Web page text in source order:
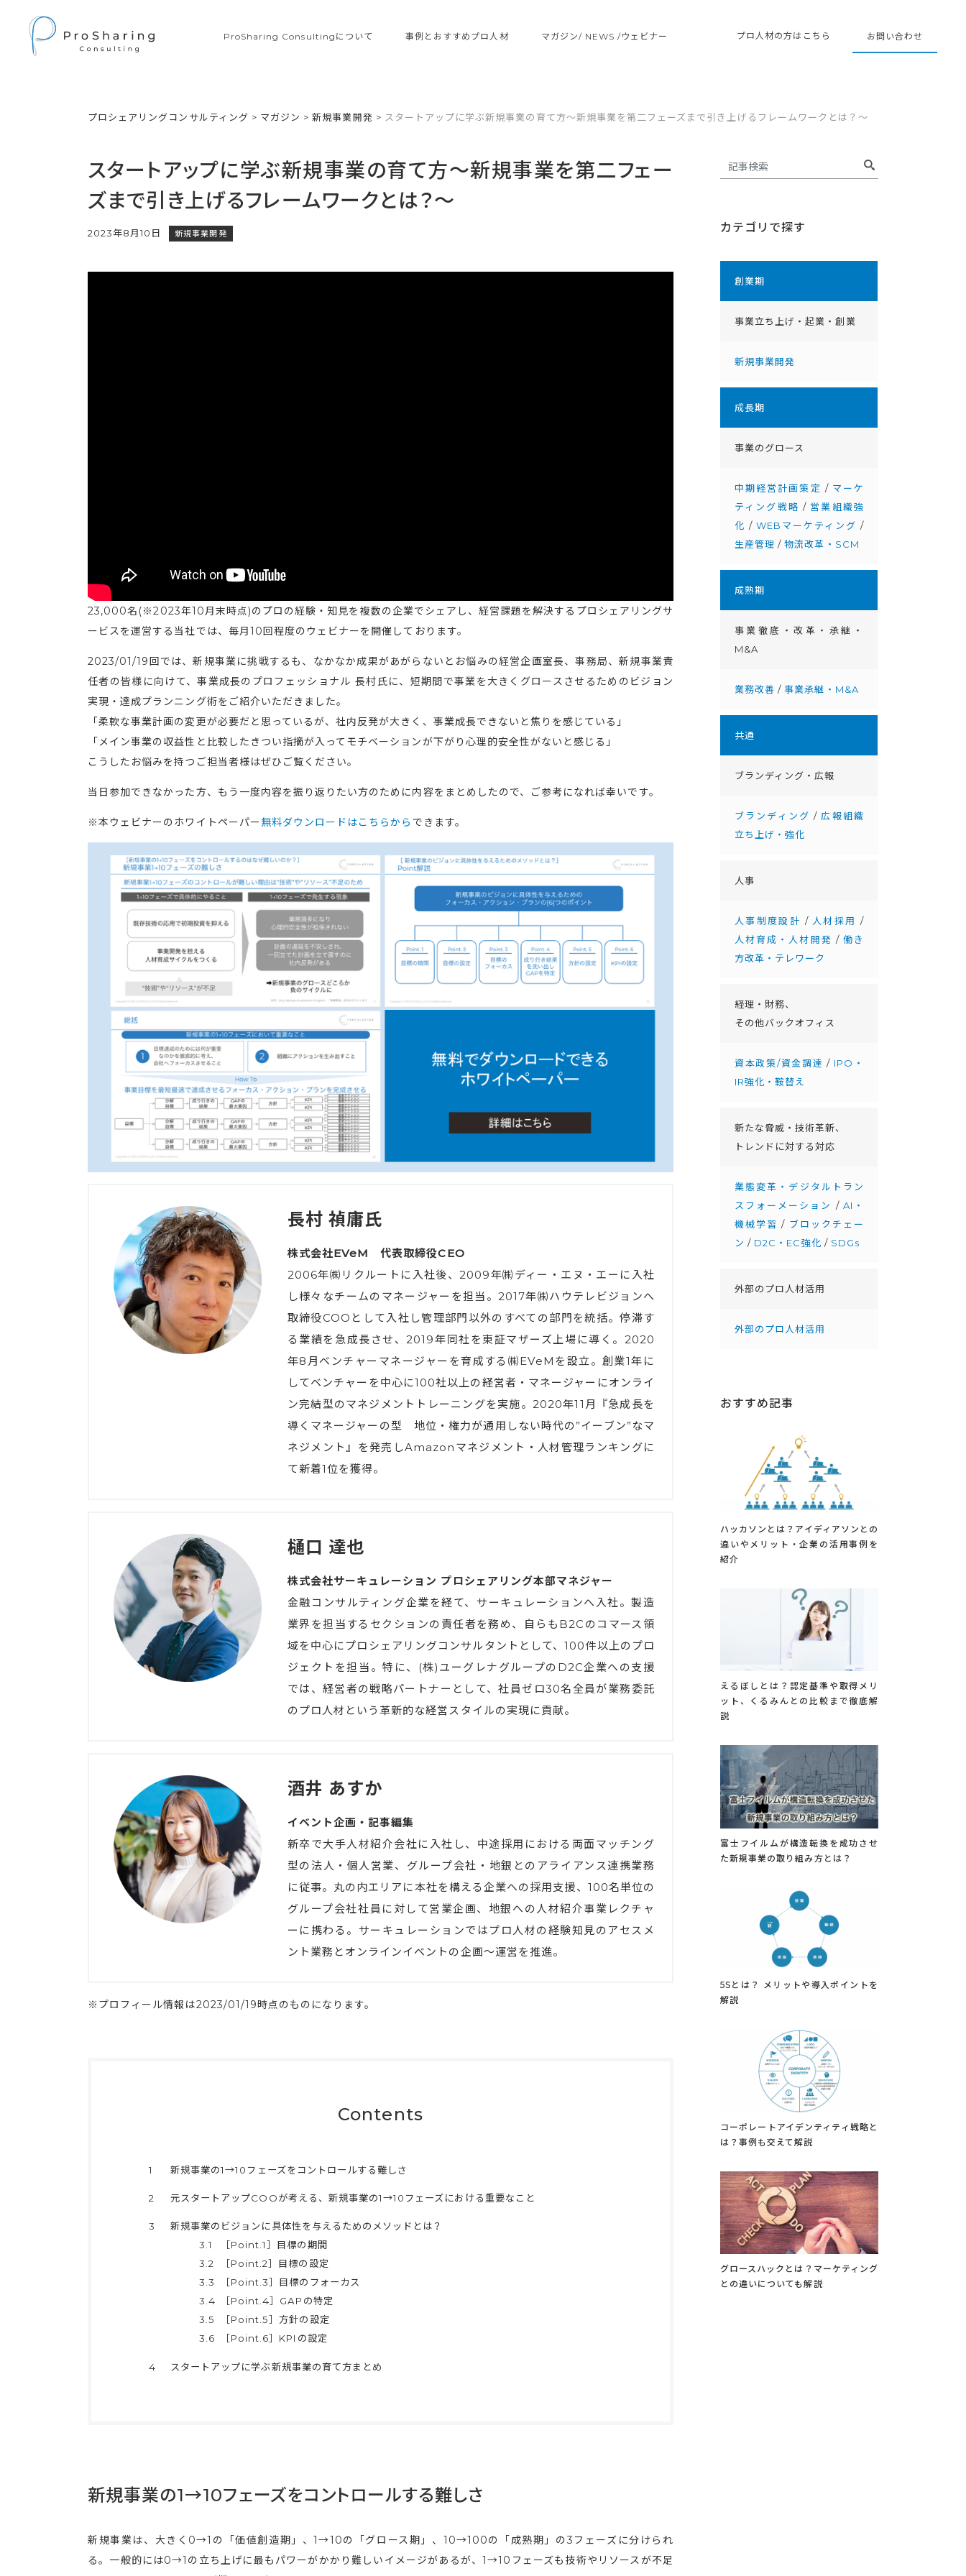
ProSharing Consultingについて 事例とおすすめプロ人材 マガジン/ NEWS /ウェビナー プロ人材の方はこちら お問い合わせ
プロシェアリングコンサルティング > マガジン >新規事業開発 > スタートアップに学ぶ新規事業の育て方〜新規事業を第二フェーズまで引き上げるフレームワークとは？〜
スタートアップに学ぶ新規事業の育て方〜新規事業を第二フェー
ズまで引き上げるフレームワークとは？〜
2023年8月10日 新規事業開発
23,000名(※2023年10月末時点)のプロの経験・知見を複数の企業でシェアし、経営課題を解決するプロシェアリングサ
ービスを運営する当社では、毎月10回程度のウェビナーを開催しております。
2023/01/19回では、新規事業に挑戦するも、なかなか成果があがらないとお悩みの経営企画室長、事務局、新規事業責
任者の皆様に向けて、事業成長のプロフェッショナル 長村氏に、短期間で事業を大きくグロースさせるためのビジョン
実現・達成プランニング術をご紹介いただきました。
「柔軟な事業計画の変更が必要だと思っているが、社内反発が大きく、事業成長できないと焦りを感じている」
「メイン事業の収益性と比較したきつい指摘が入ってモチベーションが下がり心理的安全性がないと感じる」
こうしたお悩みを持つご担当者様はぜひご覧ください。
当日参加できなかった方、もう一度内容を振り返りたい方のために内容をまとめしたので、ご参考になれば幸いです。
※本ウェビナーのホワイトペーパー無料ダウンロードはこちらから できます。
長村 禎庸氏
株式会社EVeM 代表取締役CEO
2006年㈱リクルートに入社後、2009年㈱ディー・エヌ・エーに入社
し様々なチームのマネージャーを担当。2017年㈱ハウテレビジョンへ
取締役COOとして入社し管理部門以外のすべての部門を統括。停滞す
る業績を急成長させ、2019年同社を東証マザーズ上場に導く。2020
年8月ベンチャーマネージャーを育成する㈱EVeMを設立。創業1年に
してベンチャーを中心に100社以上の経営者・マネージャーにオンライ
ン完結型のマネジメントトレーニングを実施。2020年11月『急成長を
導くマネージャーの型 地位・権力が通用しない時代の”イーブン”なマ
ネジメント』を発売しAmazonマネジメント・人材管理ランキングに
て新着1位を獲得。
樋口 達也
株式会社サーキュレーション プロシェアリング本部マネジャー
金融コンサルティング企業を経て、サーキュレーションへ入社。製造
業界を担当するセクションの責任者を務め、自らもB2Cのコマース領
域を中心にプロシェアリングコンサルタントとして、100件以上のプロ
ジェクトを担当。特に、(株)ユーグレナグループのD2C企業への支援
では、経営者の戦略パートナーとして、社員ゼロ30名全員が業務委託
のプロ人材という革新的な経営スタイルの実現に貢献。
酒井 あすか
イベント企画・記事編集
新卒で大手人材紹介会社に入社し、中途採用における両面マッチング
型の法人・個人営業、グループ会社・地銀とのアライアンス連携業務
に従事。丸の内エリアに本社を構える企業への採用支援、100名単位の
グループ会社社員に対して営業企画、地銀への人材紹介事業レクチャ
ーに携わる。サーキュレーションではプロ人材の経験知見のアセスメ
ント業務とオンラインイベントの企画〜運営を推進。
※プロフィール情報は2023/01/19時点のものになります。
Contents
1 新規事業の1→10フェーズをコントロールする難しさ
2 元スタートアップCOOが考える、新規事業の1→10フェーズにおける重要なこと
3
新規事業のビジョンに具体性を与えるためのメソッドとは？
3.1
［Point.1］目標の期間
3.2
［Point.2］目標の設定
3.3
［Point.3］目標のフォーカス
3.4
［Point.4］GAPの特定
3.5
［Point.5］方針の設定
3.6
［Point.6］KPIの設定
4 スタートアップに学ぶ新規事業の育て方まとめ
新規事業の1→10フェーズをコントロールする難しさ
新規事業は、大きく0→1の「価値創造期」、1→10の「グロース期」、10→100の「成熟期」の3フェーズに分けられ
る。一般的には0→1の立ち上げに最もパワーがかかり難しいイメージがあるが、1→10フェーズも技術やリソースが不足
カテゴリで探す
創業期
事業立ち上げ・起業・創業
新規事業開発
成⻑期
事業のグロース
中期経営計画策定 / マーケ
ティング戦略 / 営業組織強
化 / WEBマーケティング /
生産管理 /物流改革・SCM
成熟期
事業徹底・改⾰・承継・
M&A
業務改善 /事業承継・M&A
共通
ブランディング・広報
ブランディング /広報組織
立ち上げ・強化
人事
人事制度設計 / 人材採用 /
人材育成・人材開発 / 働き
方改革・テレワーク
経理・財務、
その他バックオフィス
資本政策/資金調達 / IPO・
IR強化・鞍替え
新たな脅威・技術革新、
トレンドに対する対応
業態変革・デジタルトラン
スフォーメーション / AI・
機械学習 / ブロックチェー
ン / D2C・EC強化 / SDGs
外部のプロ人材活用
外部のプロ人材活用
おすすめ記事
ハッカソンとは？アイディアソンとの
違いやメリット・企業の活用事例を
紹介
えるぼしとは？認定基準や取得メリ
ット、くるみんとの比較まで徹底解
説
富士フイルムが構造転換を成功させ
た新規事業の取り組み方とは？
5Sとは？ メリットや導入ポイントを
解説
コーポレートアイデンティティ戦略と
は？事例も交えて解説
グロースハックとは？マーケティング
との違いについても解説